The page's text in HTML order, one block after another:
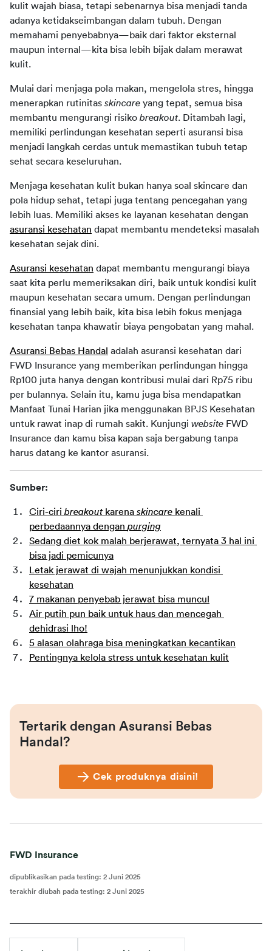
kulit wajah biasa, tetapi sebenarnya bisa menjadi tanda
adanya ketidakseimbangan dalam tubuh. Dengan
memahami penyebabnya—baik dari faktor eksternal
maupun internal—kita bisa lebih bijak dalam merawat
kulit.
Mulai dari menjaga pola makan, mengelola stres, hingga
menerapkan rutinitas skincare yang tepat, semua bisa
membantu mengurangi risiko breakout. Ditambah lagi,
memiliki perlindungan kesehatan seperti asuransi bisa
menjadi langkah cerdas untuk memastikan tubuh tetap
sehat secara keseluruhan.
Menjaga kesehatan kulit bukan hanya soal skincare dan
pola hidup sehat, tetapi juga tentang pencegahan yang
asuransi kesehatan dapat membantu mendeteksi masalah
kesehatan sejak dini.
Asuransi kesehatan dapat membantu mengurangi biaya
saat kita perlu memeriksakan diri, baik untuk kondisi kulit
maupun kesehatan secara umum. Dengan perlindungan
finansial yang lebih baik, kita bisa lebih fokus menjaga
kesehatan tanpa khawatir biaya pengobatan yang mahal.
Asuransi Bebas Handal adalah asuransi kesehatan dari
FWD Insurance yang memberikan perlindungan hingga
Rp100 juta hanya dengan kontribusi mulai dari Rp75 ribu
per bulannya. Selain itu, kamu juga bisa mendapatkan
Manfaat Tunai Harian jika menggunakan BPJS Kesehatan
untuk rawat inap di rumah sakit. Kunjungi website FWD
Insurance dan kamu bisa kapan saja bergabung tanpa
harus datang ke kantor asuransi.
Sumber:
Ciri-ciri breakout karena skincare kenali
perbedaannya dengan purging
Sedang diet kok malah berjerawat, ternyata 3 hal ini
bisa jadi pemicunya
Letak jerawat di wajah menunjukkan kondisi
kesehatan
7 makanan penyebab jerawat bisa muncul
Air putih pun baik untuk haus dan mencegah
dehidrasi lho!
5 alasan olahraga bisa meningkatkan kecantikan
Pentingnya kelola stress untuk kesehatan kulit
Tertarik dengan Asuransi Bebas
Handal?
Cek produknya disini!
FWD Insurance
dipublikasikan pada testing: 2 Juni 2025
terakhir diubah pada testing: 2 Juni 2025